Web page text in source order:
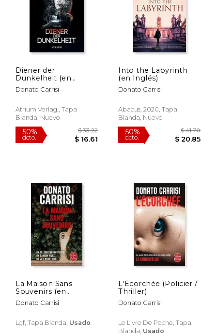
50%
dcto.
50%
dcto.
50%
dcto. $ 45.48
50%
dcto.
Diener der
Dunkelheit (en
Alemán)
Donato Carrisi
Atrium Verlag,, Tapa
Blanda, Nuevo
Into the Labyrinth
(en Inglés)
Donato Carrisi
Abacus, 2020, Tapa
Blanda, Nuevo
La Maison Sans
Souvenirs (en
Francés)
Donato Carrisi
Lgf, Tapa Blanda, Usado
L'Écorchée (Policier /
Thriller)
Donato Carrisi
Le Livre De Poche, Tapa
Blanda, Usado